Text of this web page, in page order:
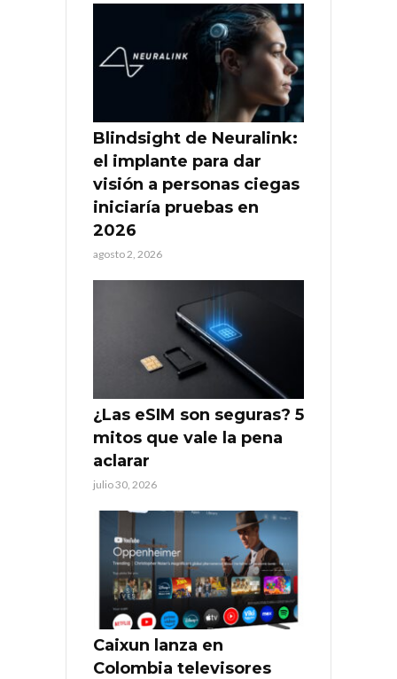
Blindsight de Neuralink:
el implante para dar
visión a personas ciegas
iniciaría pruebas en
2026
agosto 2, 2026
¿Las eSIM son seguras? 5
mitos que vale la pena
aclarar
julio 30, 2026
Caixun lanza en
Colombia televisores